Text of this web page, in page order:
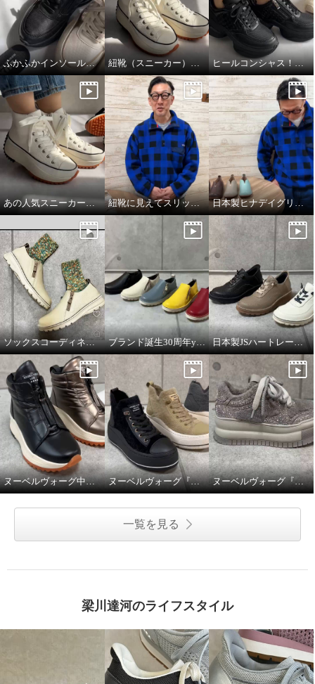
リン・クローバー 脱ぎ履きが簡
単！ ひもアレンジも楽しめる 大
人のための 軽量ショートブーツ
ワインレッド Ｍ
リン・クローバー 脱ぎ履きが簡
単！ ひもアレンジも楽しめる 大
人のための 軽量ショートブーツ
ブラック Ｍ
¥0
ふかふかインソールのこだわり！ 紐靴（スニーカー）のフィッティング方法について ヒールコンシャス！魅せる大人のスニーカー
紐靴に見えてスリッポンスニーカー 日本製ヒナデイグリーン撥水レザーシューズ
ソックスコーディネートのイメージです。 ブランド誕生30周年year JSハートレーベルの説明動画 日本製JSハートレーベルの説明動画
ヌーベルヴォーグ中綿撥水スニーカーブーツ。 ヌーベルヴォーグ『ふわふわニットスニーカーブーツ』 ヌーベルヴォーグ『ゴージャスに魅せるムートンスニーカー』
一覧を見る
梁川達河のライフスタイル